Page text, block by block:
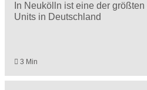
In Neukölln ist eine der
Units in Deutschland
3 Min